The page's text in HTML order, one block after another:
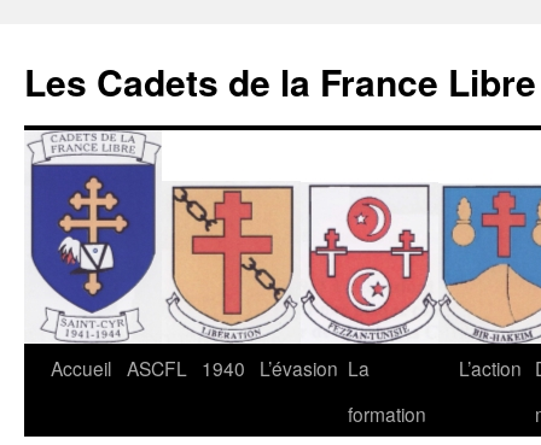
Les Cadets de la France Libre
Aller
Accueil ASCFL 1940 L’évasion La
formation
L’action